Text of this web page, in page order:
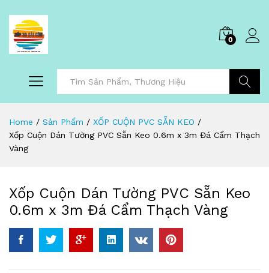
0
Home / Sản Phẩm / XỐP CUỘN PVC SẴN KEO /
Xốp Cuộn Dán Tường PVC Sẵn Keo 0.6m x 3m Đá Cẩm Thạch
Vàng
Xốp Cuộn Dán Tường PVC Sẵn Keo
0.6m x 3m Đá Cẩm Thạch Vàng